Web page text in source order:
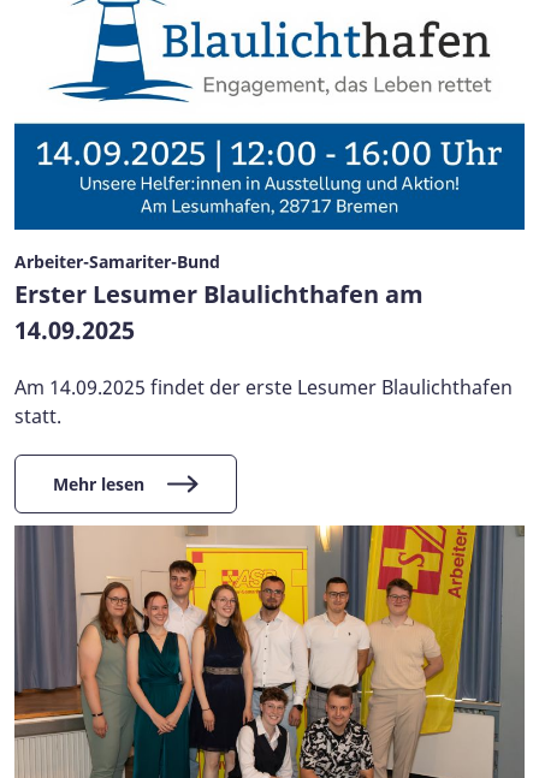
Arbeiter-Samariter-Bund
Erster Lesumer Blaulichthafen am
14.09.2025
Am 14.09.2025 findet der erste Lesumer Blaulichthafen
statt.
Mehr lesen